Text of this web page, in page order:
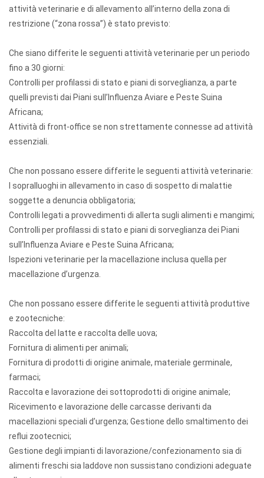
attività veterinarie e di allevamento all’interno della zona di
restrizione (“zona rossa”) è stato previsto:
Che siano differite le seguenti attività veterinarie per un periodo
fino a 30 giorni:
Controlli per profilassi di stato e piani di sorveglianza, a parte
quelli previsti dai Piani sull’Influenza Aviare e Peste Suina
Africana;
Attività di front-office se non strettamente connesse ad attività
essenziali.
Che non possano essere differite le seguenti attività veterinarie:
I sopralluoghi in allevamento in caso di sospetto di malattie
soggette a denuncia obbligatoria;
Controlli legati a provvedimenti di allerta sugli alimenti e mangimi;
Controlli per profilassi di stato e piani di sorveglianza dei Piani
sull’Influenza Aviare e Peste Suina Africana;
Ispezioni veterinarie per la macellazione inclusa quella per
macellazione d’urgenza.
Che non possano essere differite le seguenti attività produttive
e zootecniche:
Raccolta del latte e raccolta delle uova;
Fornitura di alimenti per animali;
Fornitura di prodotti di origine animale, materiale germinale,
farmaci;
Raccolta e lavorazione dei sottoprodotti di origine animale;
Ricevimento e lavorazione delle carcasse derivanti da
macellazioni speciali d’urgenza; Gestione dello smaltimento dei
reflui zootecnici;
Gestione degli impianti di lavorazione/confezionamento sia di
alimenti freschi sia laddove non sussistano condizioni adeguate